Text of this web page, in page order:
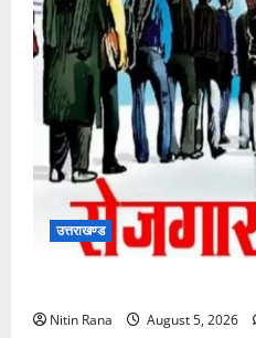
उत्तराखण्ड
Nitin Rana August 5, 2026